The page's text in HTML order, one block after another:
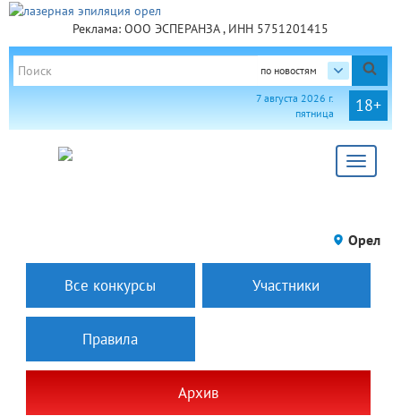
Реклама: ООО ЭСПЕРАНЗА , ИНН 5751201415
по новостям
18+
7 августа 2026 г.
пятница
Toggle
Орел
Все конкурсы Участники
Правила
Архив